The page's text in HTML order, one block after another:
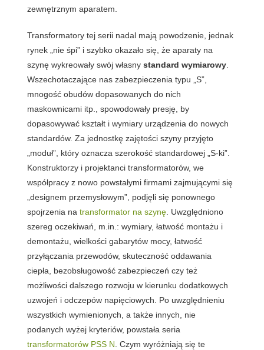
zewnętrznym aparatem.
Transformatory tej serii nadal mają powodzenie, jednak
rynek „nie śpi” i szybko okazało się, że aparaty na
szynę wykreowały swój własny standard wymiarowy.
Wszechotaczające nas zabezpieczenia typu „S”,
mnogość obudów dopasowanych do nich
maskownicami itp., spowodowały presję, by
dopasowywać kształt i wymiary urządzenia do nowych
standardów. Za jednostkę zajętości szyny przyjęto
„moduł”, który oznacza szerokość standardowej „S-ki”.
Konstruktorzy i projektanci transformatorów, we
współpracy z nowo powstałymi firmami zajmującymi się
„designem przemysłowym”, podjęli się ponownego
spojrzenia na transformator na szynę. Uwzględniono
szereg oczekiwań, m.in.: wymiary, łatwość montażu i
demontażu, wielkości gabarytów mocy, łatwość
przyłączania przewodów, skuteczność oddawania
ciepła, bezobsługowość zabezpieczeń czy też
możliwości dalszego rozwoju w kierunku dodatkowych
uzwojeń i odczepów napięciowych. Po uwzględnieniu
wszystkich wymienionych, a także innych, nie
podanych wyżej kryteriów, powstała seria
transformatorów PSS N . Czym wyróżniają się te